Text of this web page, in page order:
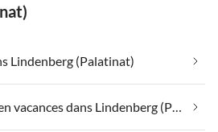
Lindenberg (Palatinat)
Emmener votre animal en vacances dans Lindenberg (Palatinat)